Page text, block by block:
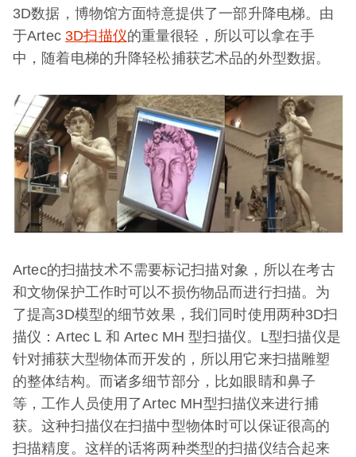
3D数据，博物馆方面特意提供了一部升降电梯。由
于Artec3D扫描仪的重量很轻，所以可以拿在手
中，随着电梯的升降轻松捕获艺术品的外型数据。
Artec的扫描技术不需要标记扫描对象，所以在考古
和文物保护工作时可以不损伤物品而进行扫描。为
了提高3D模型的细节效果，我们同时使用两种3D扫
描仪：Artec L 和 Artec MH 型扫描仪。L型扫描仪是
针对捕获大型物体而开发的，所以用它来扫描雕塑
的整体结构。而诸多细节部分，比如眼睛和鼻子
等，工作人员使用了Artec MH型扫描仪来进行捕
获。这种扫描仪在扫描中型物体时可以保证很高的
扫描精度。这样的话将两种类型的扫描仪结合起来